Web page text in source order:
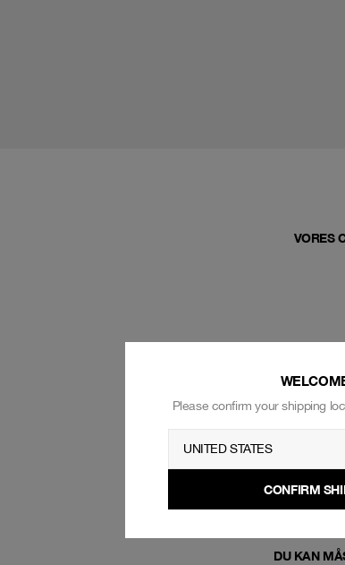
VORES
DU KAN
Please confirm your shipping
UNITED STATES
CONFIRM